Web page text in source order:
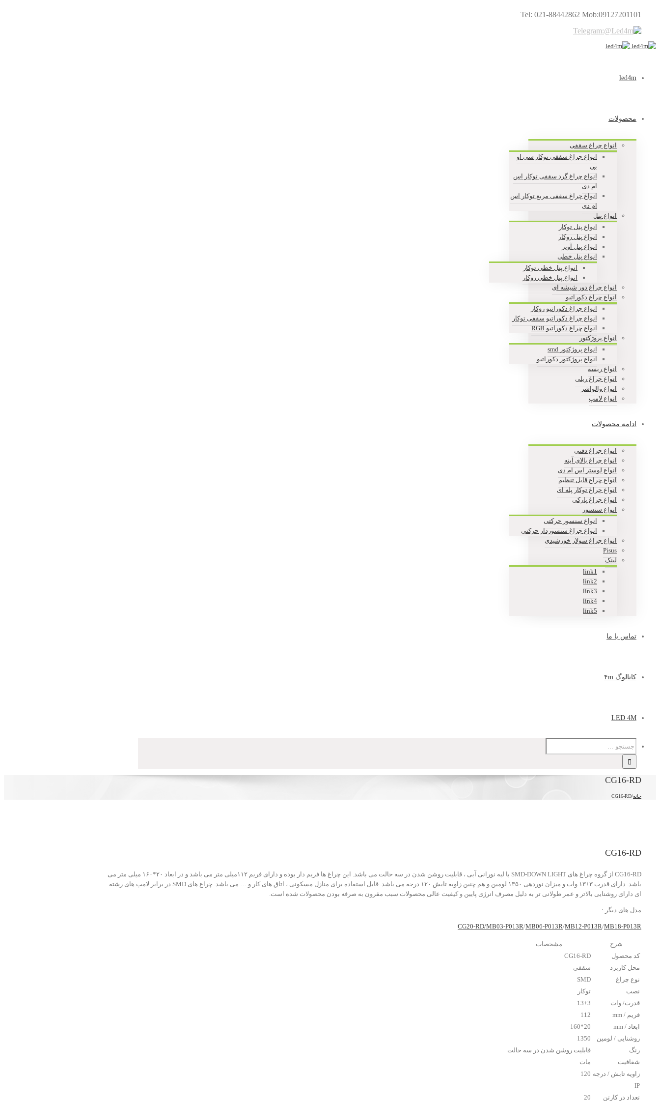
Tel: 021-88442862 Mob:09127201101
led4m
محصولات
انواع چراغ سقفی
انواع چراغ سقفی توکار سی او
بی
انواع چراغ گرد سقفی توکار اس
ام دی
انواع چراغ سقفی مربع توکار اس
ام دی
انواع پنل
انواع پنل توکار
انواع پنل روکار
انواع پنل آویز
انواع پنل خطی
انواع پنل خطی توکار
انواع پنل خطی روکار
انواع چراغ دور شیشه ای
انواع چراغ دکوراتیو
انواع چراغ دکوراتیو روکار
انواع چراغ دکوراتیو سقفی توکار
انواع چراغ دکوراتیو RGB
انواع پروژکتور
انواع پروژکتور smd
انواع پروژکتور دکوراتیو
انواع ریسه
انواع چراغ ریلی
انواع والواشر
انواع لامپ
ادامه محصولات
انواع چراغ دفنی
انواع چراغ بالای آینه
انواع لوستر اس ام دی
انواع چراغ قابل تنظیم
انواع چراغ توکار پله ای
انواع چراغ پارکی
انواع سنسور
انواع سنسور حرکتی
انواع چراغ سنسوردار حرکتی
انواع چراغ سولار خورشیدی
Pisus
لینک
link1
link2
link3
link4
link5
تماس با ما
کاتالوگ ۴m
LED 4M
CG16-RD
خانه/
CG16-RD
CG16-RD
CG16-RD از گروه چراغ های SMD-DOWN LIGHT با لبه نورانی آبی ، قابلیت روشن شدن در سه حالت می باشد. این چراغ ها فریم دار بوده و دارای فریم ۱۱۲میلی متر می باشد و در ابعاد ۲۰*۱۶۰ میلی متر می
باشد. دارای قدرت ۳+۱۳ وات و میزان نوردهی ۱۳۵۰ لومین و هم چنین زاویه تابش ۱۲۰ درجه می باشد. قابل استفاده برای منازل مسکونی ، اتاق های کار و … می باشد. چراغ های SMD در برابر لامپ های رشته
ای دارای روشنایی بالاتر و عمر طولانی تر به دلیل مصرف انرژی پایین و کیفیت عالی محصولات سبب مقرون به صرفه بودن محصولات شده است.
مدل های دیگر :
CG20-RD/MB03-P013R/MB06-P013R/MB12-P013R/MB18-P013R
شرح
مشخصات
کد محصول
CG16-RD
محل کاربرد
سقفی
نوع چراغ
SMD
نصب
توکار
قدرت/ وات
13+3
فریم / mm
112
ابعاد / mm
20*160
روشنایی / لومین
1350
رنگ
قابلیت روشن شدن در سه حالت
شفافیت
مات
زاویه تابش / درجه 120
IP
تعداد در کارتن
20